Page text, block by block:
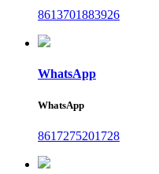
8613701883926
WhatsApp
WhatsApp
8617275201728